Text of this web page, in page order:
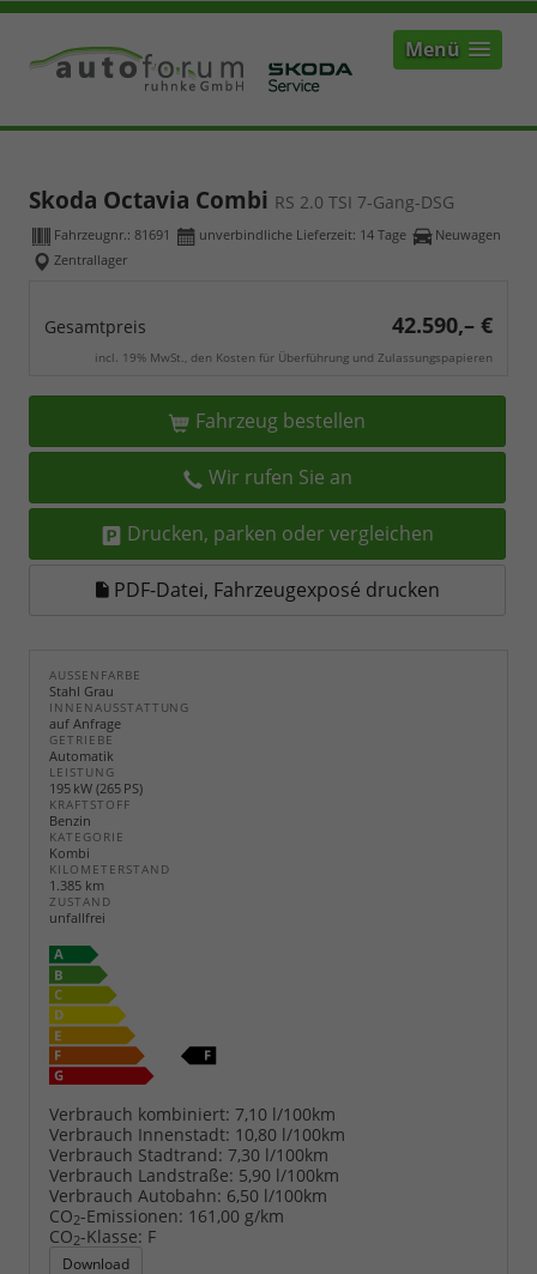
Menü
Skoda Octavia Combi RS 2.0 TSI 7-Gang-DSG
Fahrzeugnr.: 81691 unverbindliche Lieferzeit: 14 Tage
Neuwagen
Zentrallager
Gesamtpreis 42.590,– €
incl. 19% MwSt., den Kosten für Überführung und Zulassungspapieren
Fahrzeug bestellen
Wir rufen Sie an
Drucken, parken oder vergleichen
PDF-Datei, Fahrzeugexposé drucken
AUSSENFARBE
Stahl Grau
INNENAUSSTATTUNG
auf Anfrage
GETRIEBE
Automatik
LEISTUNG
195 kW (265 PS)
KRAFTSTOFF
Benzin
KATEGORIE
Kombi
KILOMETERSTAND
1.385 km
ZUSTAND
unfallfrei
Verbrauch kombiniert: 7,10 l/100km
Verbrauch Innenstadt: 10,80 l/100km
Verbrauch Stadtrand: 7,30 l/100km
Verbrauch Landstraße: 5,90 l/100km
Verbrauch Autobahn: 6,50 l/100km
CO2-Emissionen: 161,00 g/km
CO2-Klasse: F
Download